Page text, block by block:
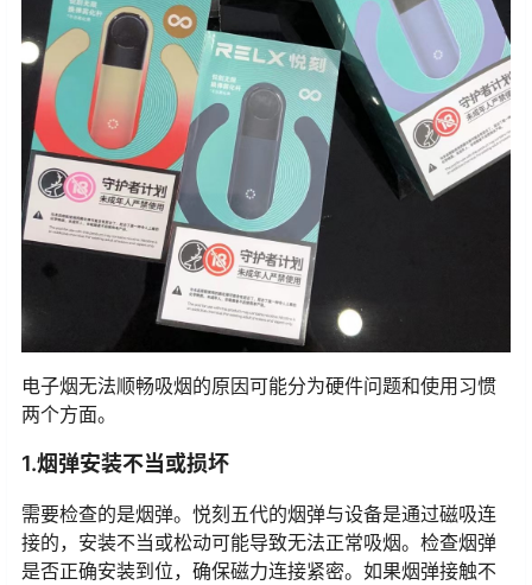
电子烟无法顺畅吸烟的原因可能分为硬件问题和使用习惯
两个方面。
1.烟弹安装不当或损坏
需要检查的是烟弹。悦刻五代的烟弹与设备是通过磁吸连
接的，安装不当或松动可能导致无法正常吸烟。检查烟弹
是否正确安装到位，确保磁力连接紧密。如果烟弹接触不